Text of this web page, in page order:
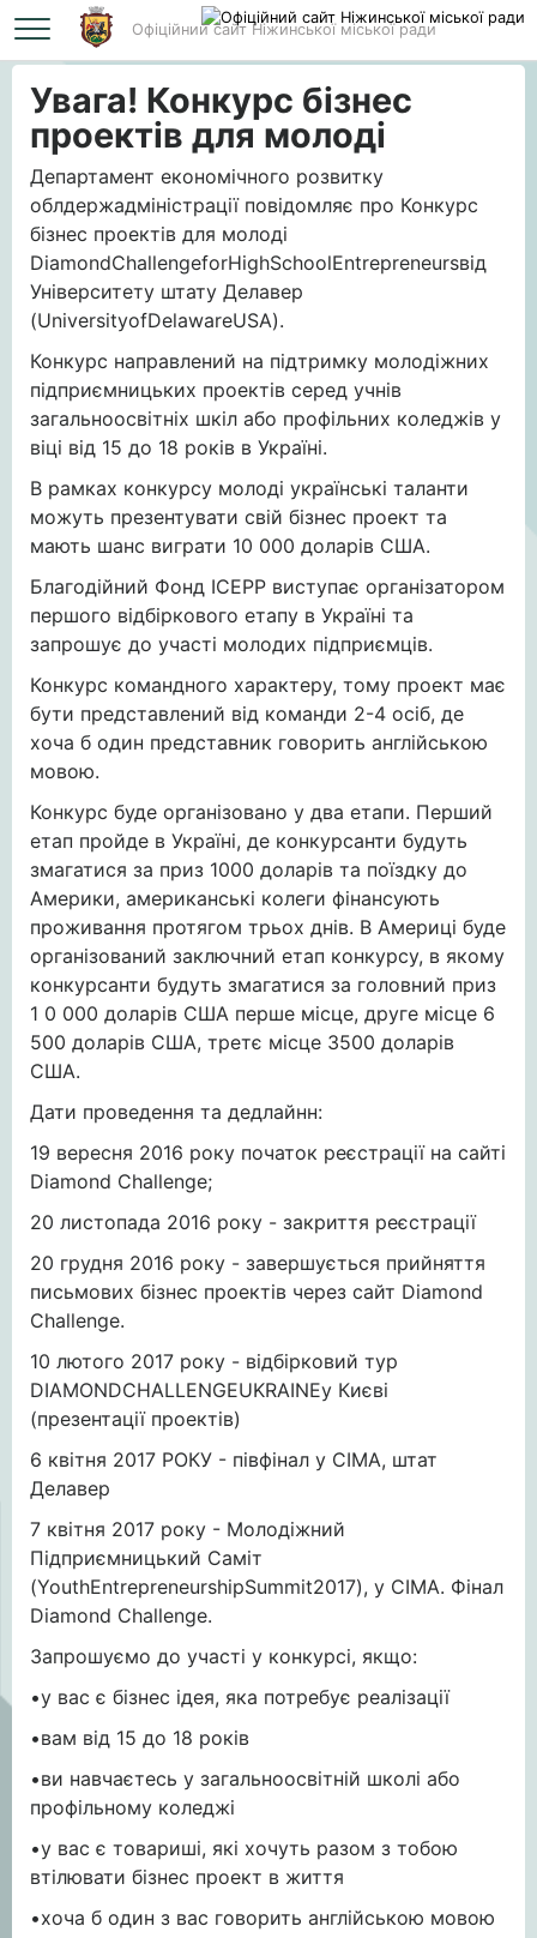
Офіційний сайт Ніжинської міської ради
Головна Увага! Конкурс бізнес проектів для молоді
Увага! Конкурс бізнес
проектів для молоді
Департамент економічного розвитку
облдержадміністрації повідомляє про Конкурс
бізнес проектів для молоді
DiamondChallengeforHighSchoolEntrepreneursвід
Університету штату Делавер
(UniversityofDelawareUSA).
Конкурс направлений на підтримку молодіжних
підприємницьких проектів серед учнів
загальноосвітніх шкіл або профільних коледжів у
віці від 15 до 18 років в Україні.
В рамках конкурсу молоді українські таланти
можуть презентувати свій бізнес проект та
мають шанс виграти 10 000 доларів США.
Благодійний Фонд ІСЕРР виступає організатором
першого відбіркового етапу в Україні та
запрошує до участі молодих підприємців.
Конкурс командного характеру, тому проект має
бути представлений від команди 2-4 осіб, де
хоча б один представник говорить англійською
мовою.
Конкурс буде організовано у два етапи. Перший
етап пройде в Україні, де конкурсанти будуть
змагатися за приз 1000 доларів та поїздку до
Америки, американські колеги фінансують
проживання протягом трьох днів. В Америці буде
організований заключний етап конкурсу, в якому
конкурсанти будуть змагатися за головний приз
1 0 000 доларів США перше місце, друге місце 6
500 доларів США, третє місце 3500 доларів
США.
Дати проведення та дедлайнн:
19 вересня 2016 року початок реєстрації на сайті
Diamond Challenge;
20 листопада 2016 року - закриття реєстрації
20 грудня 2016 року - завершується прийняття
письмових бізнес проектів через сайт Diamond
Challenge.
10 лютого 2017 року - відбірковий тур
DIAMONDCHALLENGEUKRAINEу Києві
(презентації проектів)
6 квітня 2017 РОКУ - півфінал у СІМА, штат
Делавер
7 квітня 2017 року - Молодіжний
Підприємницький Саміт
(YouthEntrepreneurshipSummit2017), у СІМА. Фінал
Diamond Challenge.
Запрошуємо до участі у конкурсі, якщо:
•у вас є бізнес ідея, яка потребує реалізації
•вам від 15 до 18 років
•ви навчаєтесь у загальноосвітній школі або
профільному коледжі
•у вас є товариші, які хочуть разом з тобою
втілювати бізнес проект в життя
•хоча б один з вас говорить англійською мовою